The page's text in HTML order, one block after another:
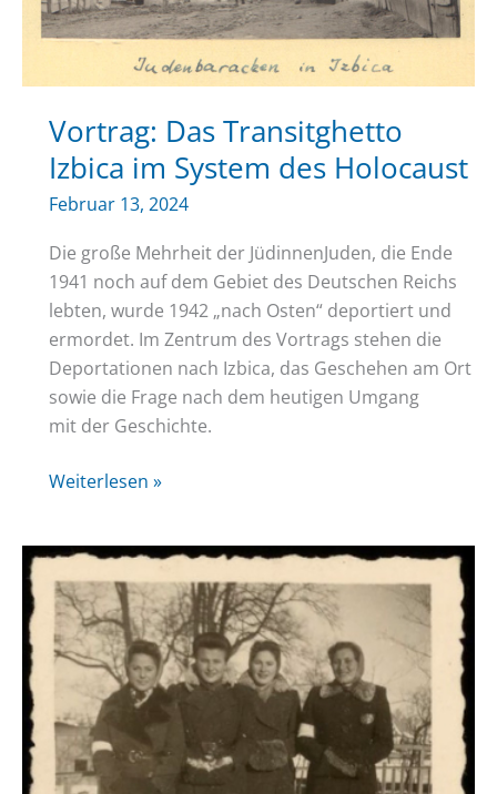
Vortrag: Das Transitghetto
Izbica im System des Holocaust
Februar 13, 2024
Die große Mehrheit der JüdinnenJuden, die Ende
1941 noch auf dem Gebiet des Deutschen Reichs
lebten, wurde 1942 „nach Osten“ deportiert und
ermordet. Im Zentrum des Vortrags stehen die
Deportationen nach Izbica, das Geschehen am Ort
sowie die Frage nach dem heutigen Umgang
mit der Geschichte.
Vortrag:
Izbica
im
System
des
Holocaust
Weiterlesen »